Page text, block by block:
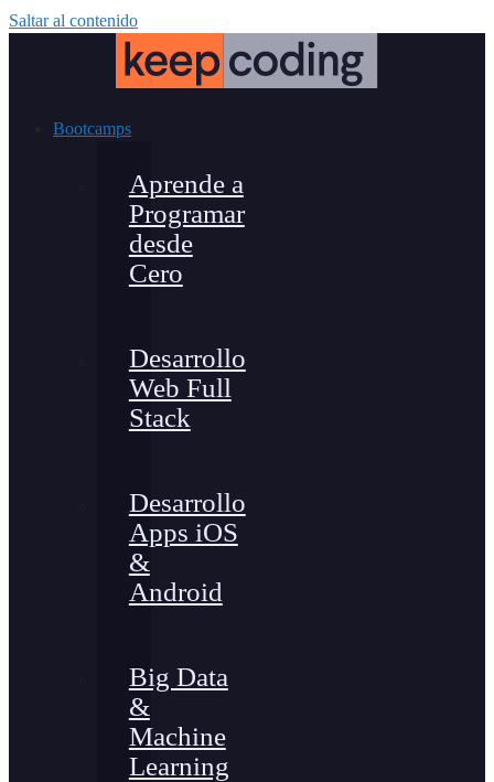
Saltar al contenido
Bootcamps
Aprende a
Programar
desde
Cero
Desarrollo
Web Full
Stack
Desarrollo
Apps iOS
&
Android
Big Data
&
Machine
Learning